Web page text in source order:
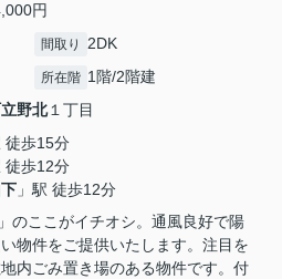
円
間取り 2DK
所在階 1階/2階建
立野北１丁目
徒歩15分
徒歩12分
」駅 徒歩12分
のここがイチオシ。通風良好で陽
物件をご提供いたします。注目を
内ごみ置き場のある物件です。付